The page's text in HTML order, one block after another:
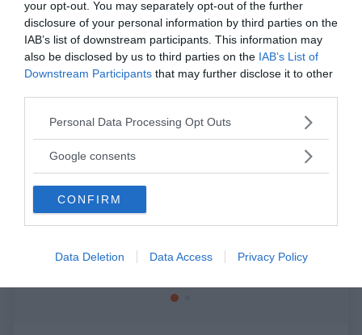
your opt-out. You may separately opt-out of the further
disclosure of your personal information by third parties on the
IAB’s list of downstream participants. This information may
also be disclosed by us to third parties on the IAB’s List of
Downstream Participants that may further disclose it to other
Please note that this website/app uses one or more Google
not limited to your visit or usage behaviour. You may click to
use your data for below specified purposes in below Google
consent section.
Personal Data Processing Opt Outs
Google consents
CONFIRM
Data Deletion Data Access Privacy Policy
da: CRESCITA PERSONALE DISAGIO PSICOLOGICO
Ti potrebbe interessare anche
Non sei "pigro" o "sbagliato": come la
Molti adulti con ADHD non diagnosticato vivono nell'idea errata di